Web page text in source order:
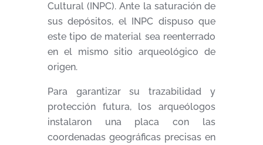
Cultural (INPC). Ante la saturación de
sus depósitos, el INPC dispuso que
este tipo de material sea reenterrado
en el mismo sitio arqueológico de
origen.
Para garantizar su trazabilidad y
protección futura, los arqueólogos
instalaron una placa con las
coordenadas geográficas precisas en